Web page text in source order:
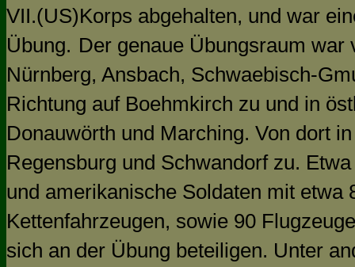
VII.(US)Korps abgehalten, und war
Übung. Der genaue Übungsraum war
Nürnberg, Ansbach, Schwaebisch-
Richtung auf Boehmkirch zu und in
Donauwörth und Marching. Von dort
Regensburg und Schwandorf zu.
und amerikanische Soldaten mit etwa
Kettenfahrzeugen, sowie 90
sich an der Übung beteiligen. Unter